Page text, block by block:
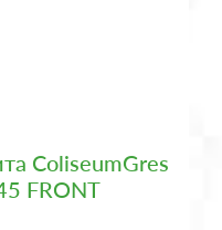
ColiseumGres
FRONT